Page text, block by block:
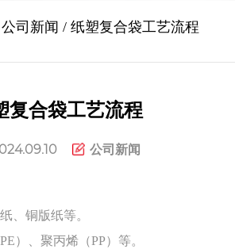
公司新闻 / 纸塑复合袋工艺流程
复合袋工艺流程
公司新闻
、铜版纸等。
）、聚丙烯（PP）等。